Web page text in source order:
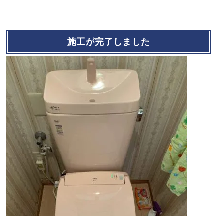
施工が完了しました